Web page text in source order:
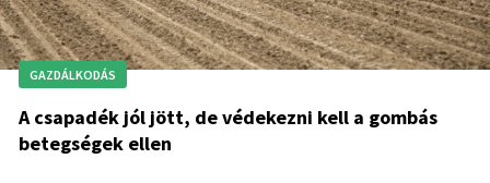
GAZDÁLKODÁS
A csapadék jól jött, de védekezni kell a gombás
betegségek ellen